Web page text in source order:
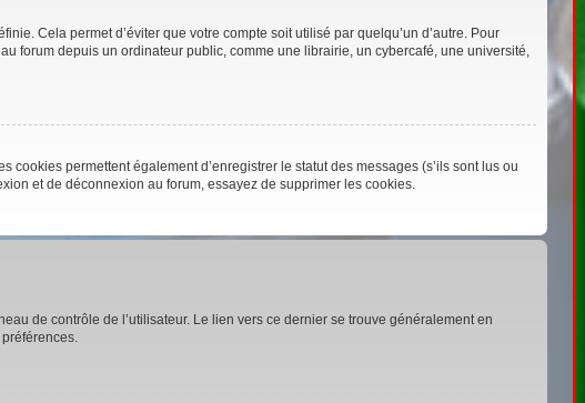
Cela permet d’éviter que votre compte soit utilisé par quelqu’un d’autre. Pour
forum depuis un ordinateur public, comme une librairie, un cybercafé, une université,
permettent également d’enregistrer le statut des messages (s’ils sont lus ou
et de déconnexion au forum, essayez de supprimer les cookies.
de contrôle de l’utilisateur. Le lien vers ce dernier se trouve généralement en